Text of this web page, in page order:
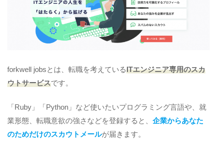
forkwell jobsとは、転職を考えているITエンジニア専用のスカ
ウトサービスです。
「Ruby」「Python」など使いたいプログラミング言語や、就
業形態、転職意欲の強さなどを登録すると、 企業からあなた
のためだけのスカウトメールが届きます。